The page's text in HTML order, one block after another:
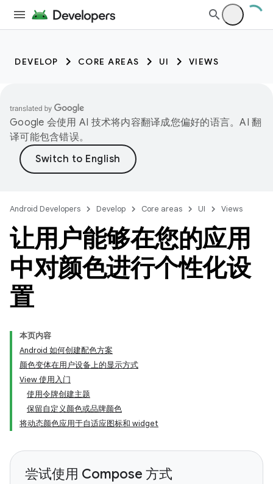
DEVELOP CORE AREAS UI VIEWS
Google 会使用 AI 技术将内容翻译成您偏好的语言。AI 翻
译可能包含错误。
Android Developers Develop Core areas UI Views
让用户能够在您的应用
中对颜色进行个性化设
置
本页内容
Android 如何创建配色方案
颜色变体在用户设备上的显示方式
View 使用入门
使用令牌创建主题
保留自定义颜色或品牌颜色
将动态颜色应用于自适应图标和 widget
尝试使用 Compose 方式